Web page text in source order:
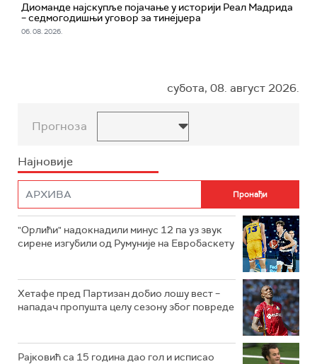
Диоманде најскупље појачање у историји Реал Мадрида
– седмогодишњи уговор за тинејџера
06. 08. 2026.
субота, 08. август 2026.
Прогноза
Најновије
"Орлићи" надокнадили минус 12 па уз звук
сирене изгубили од Румуније на Евробаскету
Хетафе пред Партизан добио лошу вест –
нападач пропушта целу сезону због повреде
Рајковић са 15 година дао гол и исписао